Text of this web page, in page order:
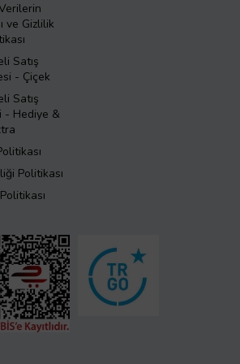
ve Gizlilik
Satış
- Çiçek
Satış
- Hediye &
Politikası